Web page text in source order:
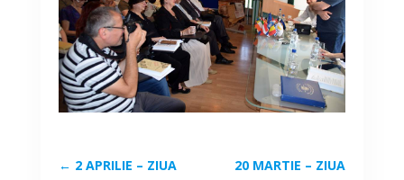
← 2 APRILIE – ZIUA
20 MARTIE – ZIUA